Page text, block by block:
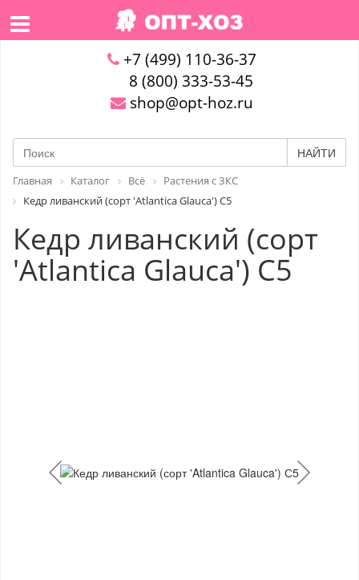
+7 (499) 110-36-37
8 (800) 333-53-45
shop@opt-hoz.ru
НАЙТИ
Главная Каталог Всё
Растения с ЗКС
Кедр ливанский (сорт 'Atlantica Glauca') С5
Кедр ливанский (сорт
'Atlantica Glauca') С5